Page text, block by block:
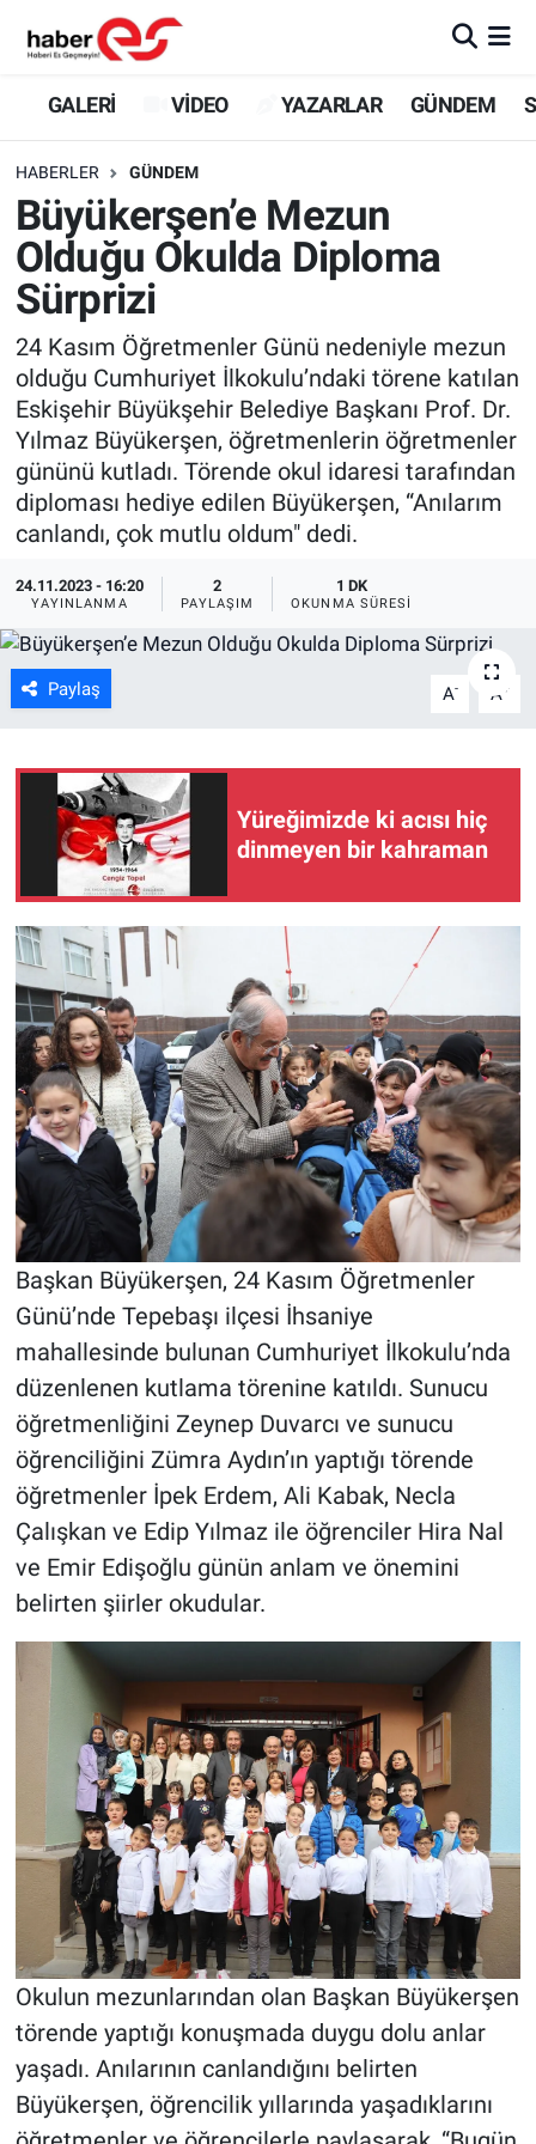
GALERİ VİDEO YAZARLAR GÜNDEM
HABERLER GÜNDEM
Büyükerşen’e Mezun
Olduğu Okulda Diploma
Sürprizi
24 Kasım Öğretmenler Günü nedeniyle mezun
olduğu Cumhuriyet İlkokulu’ndaki törene katılan
Eskişehir Büyükşehir Belediye Başkanı Prof. Dr.
Yılmaz Büyükerşen, öğretmenlerin öğretmenler
gününü kutladı. Törende okul idaresi tarafından
diploması hediye edilen Büyükerşen, “Anılarım
canlandı, çok mutlu oldum" dedi.
24.11.2023 - 16:20
YAYINLANMA
2
PAYLAŞIM
1 DK
OKUNMA SÜRESI
Paylaş A- A +
Yüreğimizde ki acısı hiç
dinmeyen bir kahraman
Başkan Büyükerşen, 24 Kasım Öğretmenler
Günü’nde Tepebaşı ilçesi İhsaniye
mahallesinde bulunan Cumhuriyet İlkokulu’nda
düzenlenen kutlama törenine katıldı. Sunucu
öğretmenliğini Zeynep Duvarcı ve sunucu
öğrenciliğini Zümra Aydın’ın yaptığı törende
öğretmenler İpek Erdem, Ali Kabak, Necla
Çalışkan ve Edip Yılmaz ile öğrenciler Hira Nal
ve Emir Edişoğlu günün anlam ve önemini
belirten şiirler okudular.
Okulun mezunlarından olan Başkan Büyükerşen
törende yaptığı konuşmada duygu dolu anlar
yaşadı. Anılarının canlandığını belirten
Büyükerşen, öğrencilik yıllarında yaşadıklarını
GALERİ
YAZARLAR
GÜNDEM
SİYASET
TEKNOLOJİ
EKONOMİ
SPOR
ASAYİŞ
Eskişehir Nöbetçi Eczaneler
Eskişehir Trafik Yoğunluk Haritası
Süper Lig Puan Durumu ve Fikstür
Tüm Manşetler
Son Dakika Haberleri
Haber Arşivi